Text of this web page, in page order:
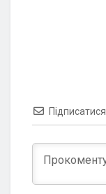
Підписатися